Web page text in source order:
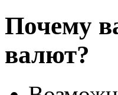
Почему
валют?